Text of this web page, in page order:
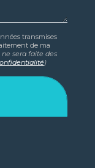
transmises
de ma
sera faite des
)